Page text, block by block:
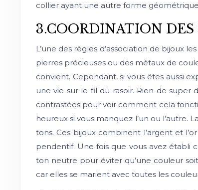
collier ayant une autre forme
3.COORDINATION DES
L’une des règles d’association de bijoux
pierres précieuses ou des métaux de
convient. Cependant, si vous êtes aussi
une vie sur le fil du rasoir. Rien de super
contrastées pour voir comment cela
heureux si vous manquez l’un ou l’autre.
tons. Ces bijoux combinent l’argent et
pendentif. Une fois que vous avez établi
ton neutre pour éviter qu’une couleur
car elles se marient avec toutes les